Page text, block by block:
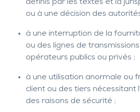
définis par les textes et la
ou à une décision des
à une interruption de la
ou des lignes de
opérateurs publics ou privés ;
à une utilisation anormale ou
client ou des tiers nécessitant
des raisons de sécurité ;